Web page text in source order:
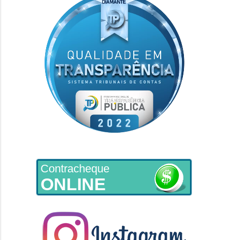
Contracheque
ONLINE